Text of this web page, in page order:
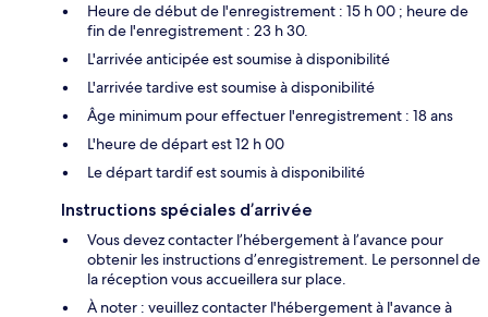
Heure de début de l'enregistrement : 15 h 00 ; heure de
fin de l'enregistrement : 23 h 30.
L'arrivée anticipée est soumise à disponibilité
L'arrivée tardive est soumise à disponibilité
Âge minimum pour effectuer l'enregistrement : 18 ans
L'heure de départ est 12 h 00
Le départ tardif est soumis à disponibilité
Instructions spéciales d’arrivée
Vous devez contacter l’hébergement à l’avance pour
obtenir les instructions d’enregistrement. Le personnel de
la réception vous accueillera sur place.
À noter : veuillez contacter l'hébergement à l'avance à